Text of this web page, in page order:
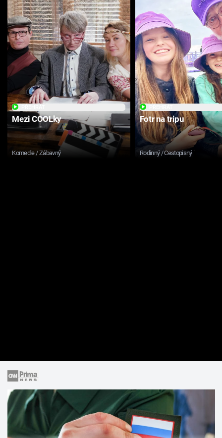
Mezi COOLky
Komedie / Zábavný
Fotr na tripu
Rodinný / Cestopisný